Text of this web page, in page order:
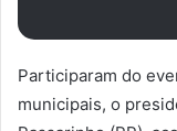
Participaram do
municipais, o